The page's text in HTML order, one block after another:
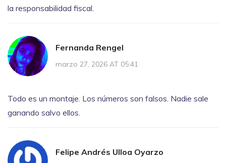
la responsabilidad fiscal.
Fernanda Rengel
marzo 27, 2026 AT 05:41
Todo es un montaje. Los números son falsos. Nadie sale
ganando salvo ellos.
Felipe Andrés Ulloa Oyarzo